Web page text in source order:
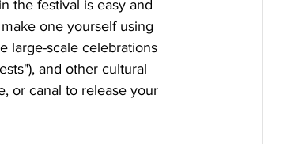
one yourself using
large-scale celebrations
and other cultural
or canal to release your